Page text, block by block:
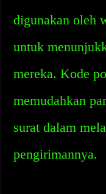
digunakan oleh
untuk
mereka. Kode
memudahkan
surat dalam
pengirimannya.